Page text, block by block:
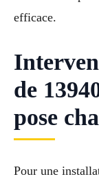
efficace.
de
pose
Pour une